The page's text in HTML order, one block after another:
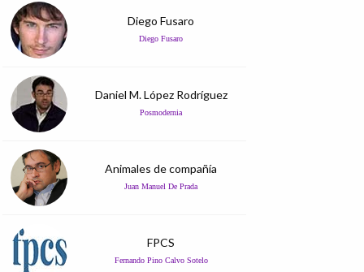
Diego Fusaro
Diego Fusaro
Daniel M. López Rodríguez
Posmodernia
Animales de compañía
Juan Manuel De Prada
FPCS
Fernando Pino Calvo Sotelo